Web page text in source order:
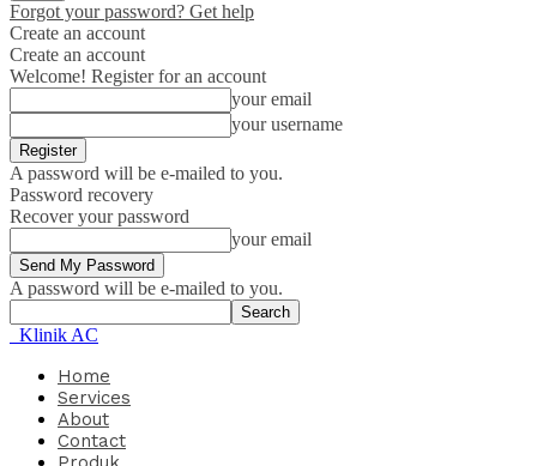
Forgot your password? Get help
Create an account
Create an account
Welcome! Register for an account
your email
your username
A password will be e-mailed to you.
Password recovery
Recover your password
your email
A password will be e-mailed to you.
Klinik AC
Home
Services
About
Contact